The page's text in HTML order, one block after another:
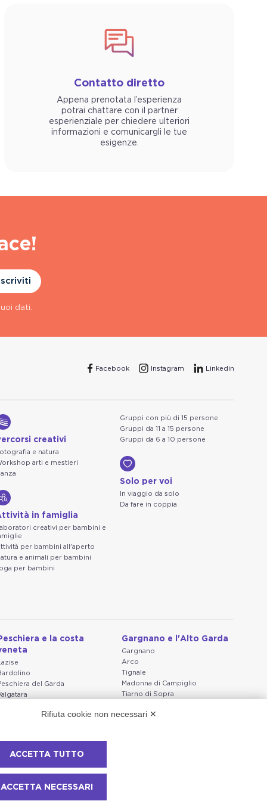
Contatto diretto
Appena prenotata l’esperienza
potrai chattare con il partner
esperienziale per chiedere ulteriori
informazioni e comunicargli le tue
esigenze.
dati.
Facebook Instagram Linkedin
creativi
e natura
arti e mestieri
in famiglia
creativi per bambini e
per bambini all'aperto
e animali per bambini
per bambini
Gruppi con più di 15 persone
Gruppi da 11 a 15 persone
Gruppi da 6 a 10 persone
Solo per voi
In viaggio da solo
Da fare in coppia
e la costa
del Garda
sul Mincio
del Garda
Gargnano e l'Alto Garda
Gargnano
Arco
Tignale
Madonna di Campiglio
Tiarno di Sopra
Nago-Torbole
Rifiuta cookie non necessari ✕
ACCETTA TUTTO
ACCETTA NECESSARI